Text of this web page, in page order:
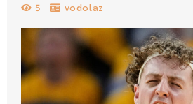
5 vodolaz